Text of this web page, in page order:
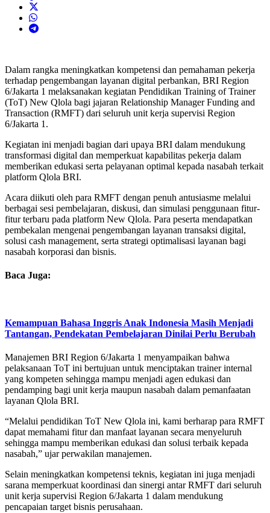
Dalam rangka meningkatkan kompetensi dan pemahaman pekerja
terhadap pengembangan layanan digital perbankan, BRI Region
6/Jakarta 1 melaksanakan kegiatan Pendidikan Training of Trainer
(ToT) New Qlola bagi jajaran Relationship Manager Funding and
Transaction (RMFT) dari seluruh unit kerja supervisi Region
6/Jakarta 1.
Kegiatan ini menjadi bagian dari upaya BRI dalam mendukung
transformasi digital dan memperkuat kapabilitas pekerja dalam
memberikan edukasi serta pelayanan optimal kepada nasabah terkait
platform Qlola BRI.
Acara diikuti oleh para RMFT dengan penuh antusiasme melalui
berbagai sesi pembelajaran, diskusi, dan simulasi penggunaan fitur-
fitur terbaru pada platform New Qlola. Para peserta mendapatkan
pembekalan mengenai pengembangan layanan transaksi digital,
solusi cash management, serta strategi optimalisasi layanan bagi
nasabah korporasi dan bisnis.
Baca Juga:
Kemampuan Bahasa Inggris Anak Indonesia Masih Menjadi
Tantangan, Pendekatan Pembelajaran Dinilai Perlu Berubah
Manajemen BRI Region 6/Jakarta 1 menyampaikan bahwa
pelaksanaan ToT ini bertujuan untuk menciptakan trainer internal
yang kompeten sehingga mampu menjadi agen edukasi dan
pendamping bagi unit kerja maupun nasabah dalam pemanfaatan
layanan Qlola BRI.
“Melalui pendidikan ToT New Qlola ini, kami berharap para RMFT
dapat memahami fitur dan manfaat layanan secara menyeluruh
sehingga mampu memberikan edukasi dan solusi terbaik kepada
nasabah,” ujar perwakilan manajemen.
Selain meningkatkan kompetensi teknis, kegiatan ini juga menjadi
sarana memperkuat koordinasi dan sinergi antar RMFT dari seluruh
unit kerja supervisi Region 6/Jakarta 1 dalam mendukung
pencapaian target bisnis perusahaan.